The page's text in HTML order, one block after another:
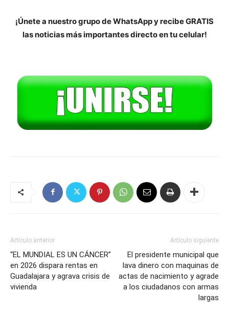
¡Únete a nuestro grupo de WhatsApp y recibe GRATIS
las noticias más importantes directo en tu celular!
Artículo anterior
“EL MUNDIAL ES UN CÁNCER”
en 2026 dispara rentas en
Guadalajara y agrava crisis de
vivienda
Artículo siguiente
El presidente municipal que
lava dinero con maquinas de
actas de nacimiento y agrade
a los ciudadanos con armas
largas